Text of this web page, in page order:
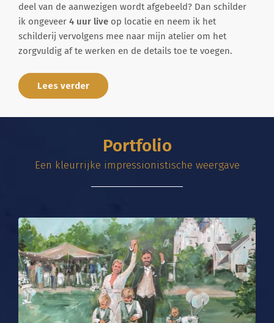
deel van de aanwezigen wordt afgebeeld? Dan schilder
ik ongeveer 4 uur live op locatie en neem ik het
schilderij vervolgens mee naar mijn atelier om het
zorgvuldig af te werken en de details toe te voegen.
Lees verder
Portfolio
Een kleurrijke impressionistische weergave